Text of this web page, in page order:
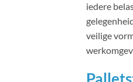
iedere
veilige